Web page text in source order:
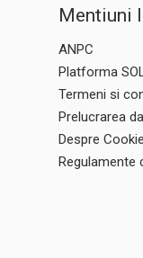
Mentiuni
ANPC
Platforma
Termeni si
Prelucrarea
Despre
Regulamente